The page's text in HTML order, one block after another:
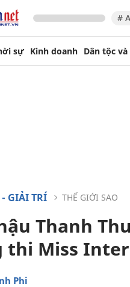
#
sự Kinh doanh Dân tộc
GIẢI TRÍ THẾ GIỚI SAO
Thanh
thi Miss
Phi